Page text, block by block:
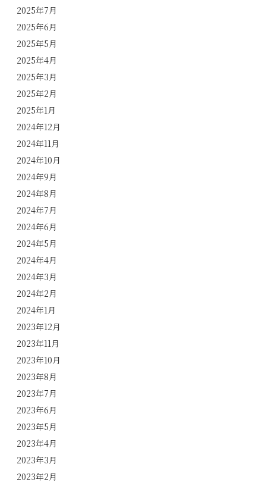
2025年7月
2025年6月
2025年5月
2025年4月
2025年3月
2025年2月
2025年1月
2024年12月
2024年11月
2024年10月
2024年9月
2024年8月
2024年7月
2024年6月
2024年5月
2024年4月
2024年3月
2024年2月
2024年1月
2023年12月
2023年11月
2023年10月
2023年8月
2023年7月
2023年6月
2023年5月
2023年4月
2023年3月
2023年2月